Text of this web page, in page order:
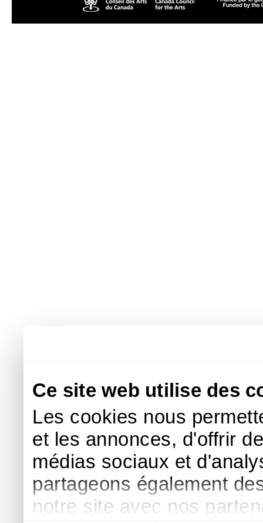
Ce site web utilise des
Les cookies nous
et les annonces, d'offrir
médias sociaux et
partageons également
notre site avec nos